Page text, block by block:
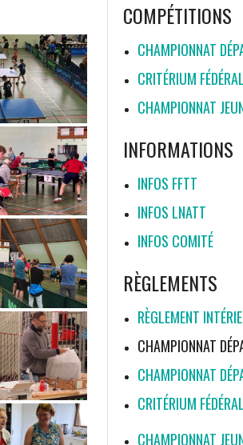
COMPÉTITIONS
CHAMPIONNAT
CRITÉRIUM FÉDÉRAL
CHAMPIONNAT
INFORMATIONS
INFOS FFTT
INFOS LNATT
INFOS COMITÉ
RÈGLEMENTS
RÈGLEMENT
CHAMPIONNAT
CHAMPIONNAT
CRITÉRIUM FÉDÉRAL
CHAMPIONNAT